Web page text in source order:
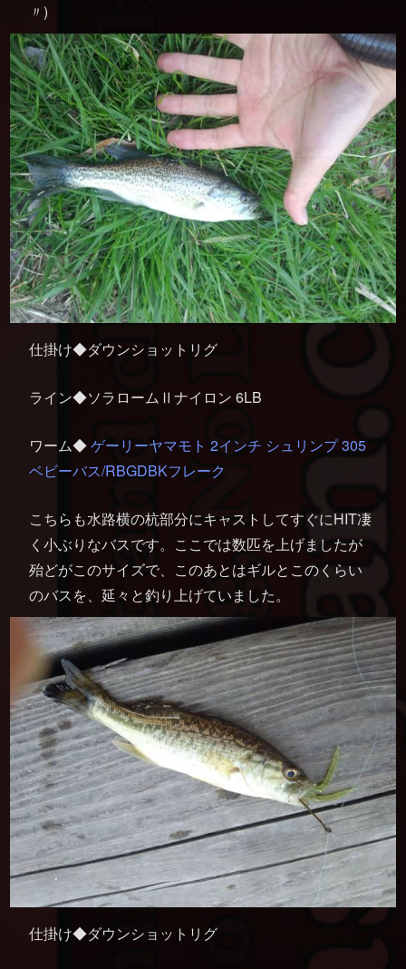
〃)
仕掛け◆ダウンショットリグ
ライン◆ソラロームⅡナイロン 6LB
ワーム◆ゲーリーヤマモト 2インチ シュリンプ 305
ベビーバス/RBGDBKフレーク
こちらも水路横の杭部分にキャストしてすぐにHIT凄
く小ぶりなバスです。ここでは数匹を上げましたが
殆どがこのサイズで、このあとはギルとこのくらい
のバスを、延々と釣り上げていました。
仕掛け◆ダウンショットリグ